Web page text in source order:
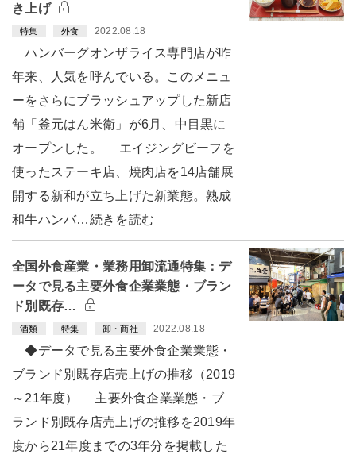
き上げ
特集 外食 2022.08.18
ハンバーグオンザライス専門店が昨
年来、人気を呼んでいる。このメニュ
ーをさらにブラッシュアップした新店
舗「釜元はん米衛」が6月、中目黒に
オープンした。 エイジングビーフを
使ったステーキ店、焼肉店を14店舗展
開する新和が立ち上げた新業態。熟成
和牛ハンバ…続きを読む
全国外食産業・業務用卸流通特集：デ
ータで見る主要外食企業業態・ブラン
ド別既存…
酒類 特集 卸・商社 2022.08.18
◆データで見る主要外食企業業態・
ブランド別既存店売上げの推移（2019
～21年度） 主要外食企業業態・ブ
ランド別既存店売上げの推移を2019年
度から21年度までの3年分を掲載した